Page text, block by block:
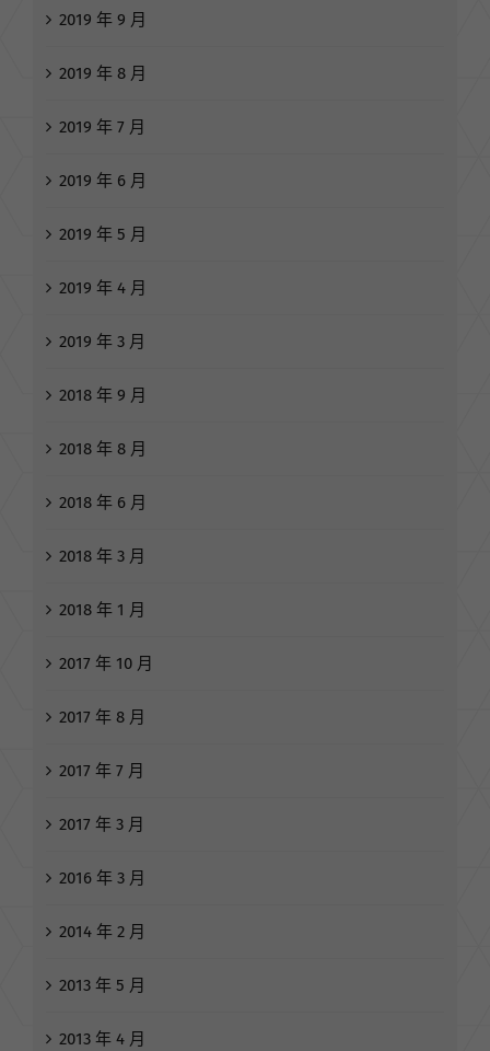
2019 年 9 月
2019 年 8 月
2019 年 7 月
2019 年 6 月
2019 年 5 月
2019 年 4 月
2019 年 3 月
2018 年 9 月
2018 年 8 月
2018 年 6 月
2018 年 3 月
2018 年 1 月
2017 年 10 月
2017 年 8 月
2017 年 7 月
2017 年 3 月
2016 年 3 月
2014 年 2 月
2013 年 5 月
2013 年 4 月